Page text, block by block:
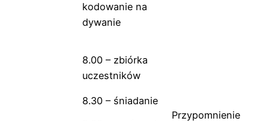
kodowanie na
dywanie
8.00 – zbiórka
uczestników
8.30 – śniadanie
Przypomnienie